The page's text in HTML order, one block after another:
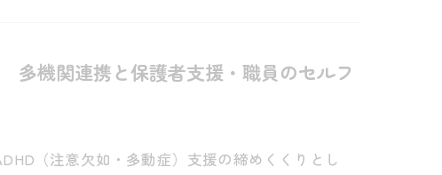
機関連携と保護者支援・職員のセルフ
（注意欠如・多動症）支援の締めくくりとし